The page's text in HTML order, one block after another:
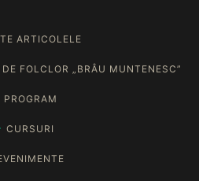
ARTICOLELE
FOLCLOR „BRÂU MUNTENESC”
PROGRAM
CURSURI